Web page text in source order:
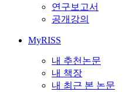
연구보고서
공개강의
MyRISS
내 추천논문
내 책장
내 최근 본 논문